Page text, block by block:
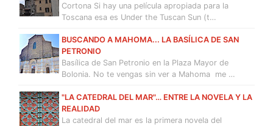
Cortona Si hay una película apropiada para la
Toscana esa es Under the Tuscan Sun (t…
BUSCANDO A MAHOMA... LA BASÍLICA DE SAN
PETRONIO
Basílica de San Petronio en la Plaza Mayor de
Bolonia. No te vengas sin ver a Mahoma me …
"LA CATEDRAL DEL MAR"… ENTRE LA NOVELA Y LA
REALIDAD
La catedral del mar es la primera novela del